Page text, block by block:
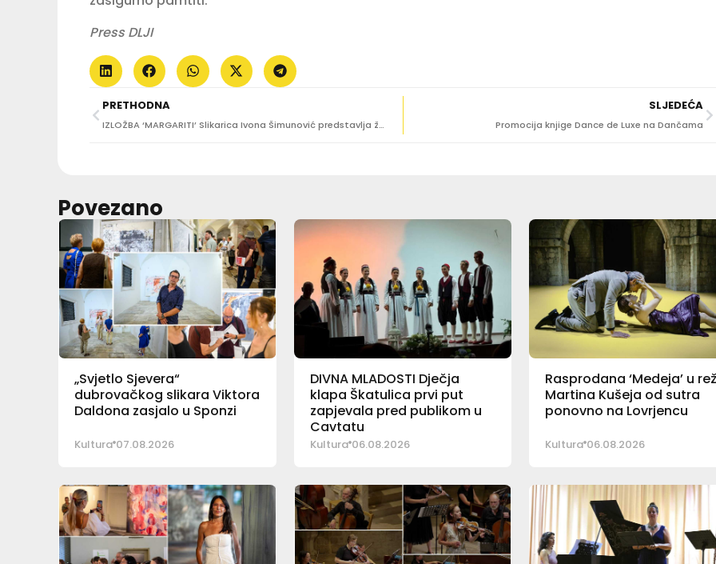
Press DLJI
PRETHODNA
IZLOŽBA ‘MARGARITI’ Slikarica Ivona Šimunović predstavlja žene u povijesnom, ali i suvremenom kontekstu
SLJEDEĆA
Promocija knjige Dance de Luxe na Dančama
Povezano
„Svjetlo Sjevera“
dubrovačkog slikara Viktora
Daldona zasjalo u Sponzi
Kultura 07.08.2026
DIVNA MLADOSTI Dječja
klapa Škatulica prvi put
zapjevala pred publikom u
Cavtatu
Kultura 06.08.2026
Rasprodana ‘Medeja’ u
Martina Kušeja od sutra
ponovno na Lovrjencu
Kultura 06.08.2026